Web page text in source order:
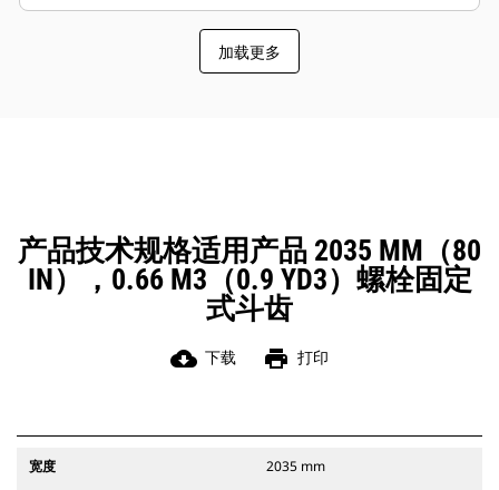
加载更多
产品技术规格适用产品 2035 MM（80
IN），0.66 M3（0.9 YD3）螺栓固定
式斗齿
cloud_download 下载 print 打印
宽度 2035 mm